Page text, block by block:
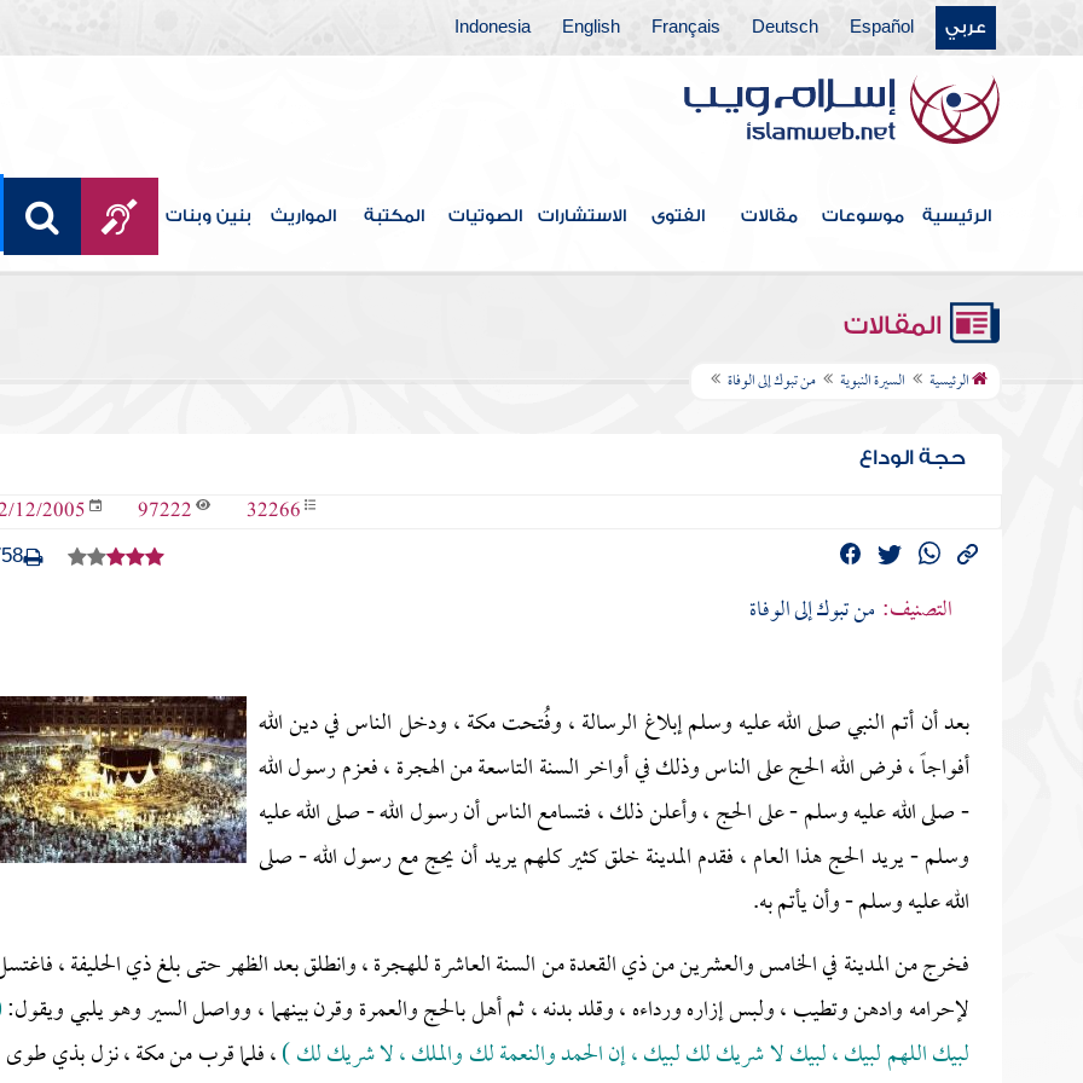
عربي Español
Deutsch
Français
English
Indonesia
الرئيسية موسوعات مقالات الفتوى الاستشارات الصوتيات المكتبة المواريث بنين وبنات
المقالات
الرئيسية السيرة النبوية من تبوك إلى الوفاة
حجة الوداع
32266
97222
12/2005
التصنيف: من تبوك إلى الوفاة
بعد أن أتم النبي صلى الله عليه وسلم إبلاغ الرسالة ، وفُتحت مكة ، ودخل الناس في دين الله
أفواجاً ، فرض الله الحج على الناس وذلك في أواخر السنة التاسعة من الهجرة ، فعزم رسول الله
- صلى الله عليه وسلم - على الحج ، وأعلن ذلك ، فتسامع الناس أن رسول الله - صلى الله عليه
وسلم - يريد الحج هذا العام ، فقدم المدينة خلق كثير كلهم يريد أن يحج مع رسول الله - صلى
الله عليه وسلم - وأن يأتم به.
فخرج من المدينة في الخامس والعشرين من ذي القعدة من السنة العاشرة للهجرة ، وانطلق بعد الظهر حتى بلغ ذي الحليفة ،
لإحرامه وادهن وتطيب ، ولبس إزاره ورداءه ، وقلد بدنه ، ثم أهل بالحج والعمرة وقرن بينهما ، وواصل السير وهو يلبي ويقول:
لبيك اللهم لبيك ، لبيك لا شريك لك لبيك ، إن الحمد والنعمة لك والملك ، لا شريك لك )، فلما قرب من مكة ، نزل بذي طوى